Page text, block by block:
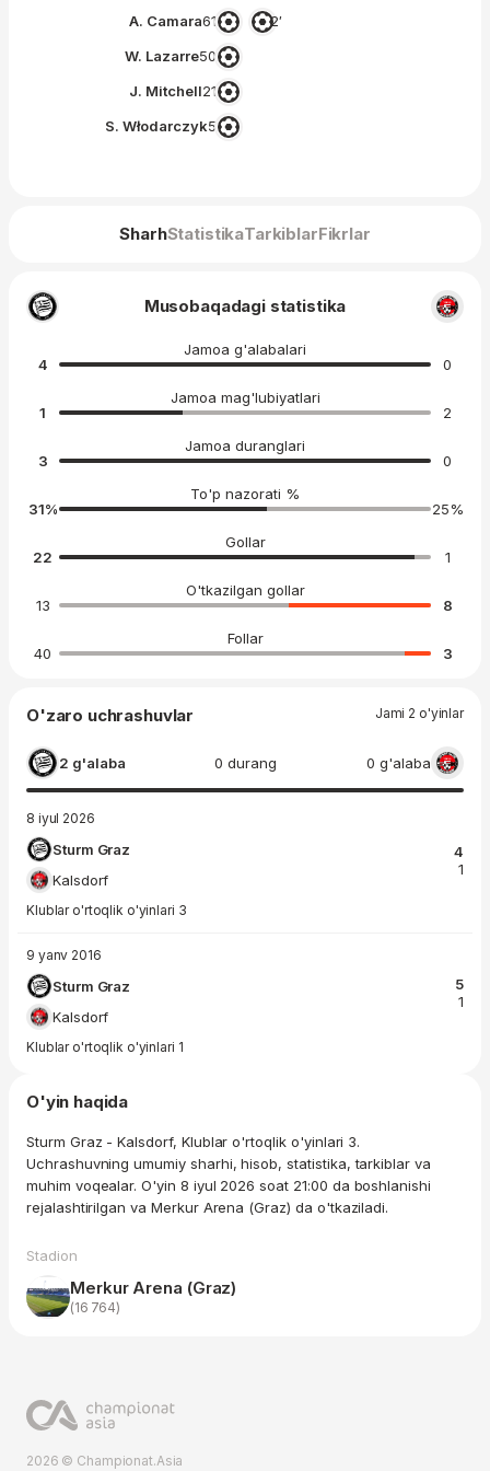
A. Camara61′
W. Lazarre50′
J. Mitchell21′
S. Włodarczyk5′
2′
SharhStatistikaTarkiblarFikrlar
Musobaqadagi statistika
Jamoa g'alabalari
4
0
Jamoa mag'lubiyatlari
1
2
Jamoa duranglari
3
0
To'p nazorati %
31% 25%
Gollar
22
1
O'tkazilgan gollar
13
8
Follar
40
3
O'zaro uchrashuvlar Jami 2 o'yinlar
2 g'alaba 0 durang 0 g'alaba
8 iyul 2026
Sturm Graz
Kalsdorf
4
1
Klublar o'rtoqlik o'yinlari 3
9 yanv 2016
Sturm Graz
Kalsdorf
5
1
Klublar o'rtoqlik o'yinlari 1
O'yin haqida
Sturm Graz - Kalsdorf, Klublar o'rtoqlik o'yinlari 3.
Uchrashuvning umumiy sharhi, hisob, statistika, tarkiblar va
muhim voqealar. O'yin 8 iyul 2026 soat 21:00 da boshlanishi
rejalashtirilgan va Merkur Arena (Graz) da o'tkaziladi.
Stadion
Merkur Arena (Graz)
(16 764)
2026 © Championat.Asia